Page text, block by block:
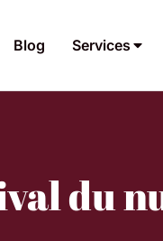
Blog Services
du